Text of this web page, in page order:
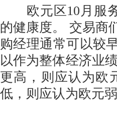
欧元区10月服务
的健康度。 交易商
购经理通常可以较
以作为整体经济业
更高，则应认为欧
低，则应认为欧元弱